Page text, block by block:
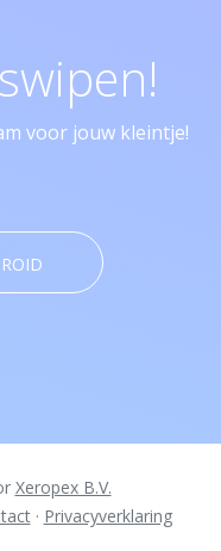
voor jouw kleintje!
Xeropex B.V.
· Privacyverklaring